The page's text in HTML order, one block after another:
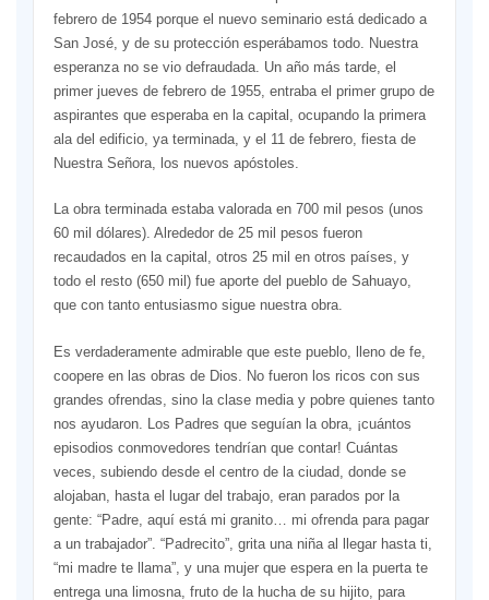
febrero de 1954 porque el nuevo seminario está dedicado a
San José, y de su protección esperábamos todo. Nuestra
esperanza no se vio defraudada. Un año más tarde, el
primer jueves de febrero de 1955, entraba el primer grupo de
aspirantes que esperaba en la capital, ocupando la primera
ala del edificio, ya terminada, y el 11 de febrero, fiesta de
Nuestra Señora, los nuevos apóstoles.
La obra terminada estaba valorada en 700 mil pesos (unos
60 mil dólares). Alrededor de 25 mil pesos fueron
recaudados en la capital, otros 25 mil en otros países, y
todo el resto (650 mil) fue aporte del pueblo de Sahuayo,
que con tanto entusiasmo sigue nuestra obra.
Es verdaderamente admirable que este pueblo, lleno de fe,
coopere en las obras de Dios. No fueron los ricos con sus
grandes ofrendas, sino la clase media y pobre quienes tanto
nos ayudaron. Los Padres que seguían la obra, ¡cuántos
episodios conmovedores tendrían que contar! Cuántas
veces, subiendo desde el centro de la ciudad, donde se
alojaban, hasta el lugar del trabajo, eran parados por la
gente: “Padre, aquí está mi granito… mi ofrenda para pagar
a un trabajador”. “Padrecito”, grita una niña al llegar hasta ti,
“mi madre te llama”, y una mujer que espera en la puerta te
entrega una limosna, fruto de la hucha de su hijito, para